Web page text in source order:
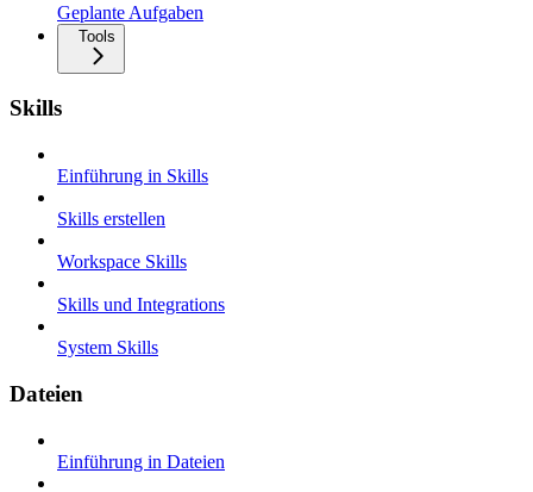
Geplante Aufgaben
Tools
Skills
Einführung in Skills
Skills erstellen
Workspace Skills
Skills und Integrations
System Skills
Dateien
Einführung in Dateien